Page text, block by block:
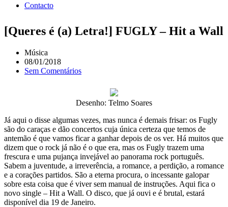
Contacto
[Queres é (a) Letra!] FUGLY – Hit a Wall
Música
08/01/2018
Sem Comentários
Desenho: Telmo Soares
Já aqui o disse algumas vezes, mas nunca é demais frisar: os Fugly
são do caraças e dão concertos cuja única certeza que temos de
antemão é que vamos ficar a ganhar depois de os ver. Há muitos que
dizem que o rock já não é o que era, mas os Fugly trazem uma
frescura e uma pujança invejável ao panorama rock português.
Sabem a juventude, a irreverência, a romance, a perdição, a romance
e a corações partidos. São a eterna procura, o incessante galopar
sobre esta coisa que é viver sem manual de instruções. Aqui fica o
novo single – Hit a Wall. O disco, que já ouvi e é brutal, estará
disponível dia 19 de Janeiro.